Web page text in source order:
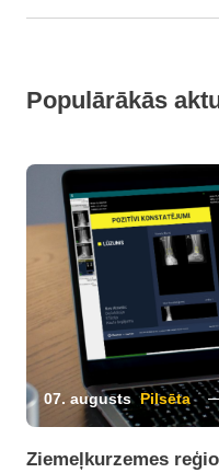
Populārākās
07. augusts Pilsēta
Ziemeļkurzemes